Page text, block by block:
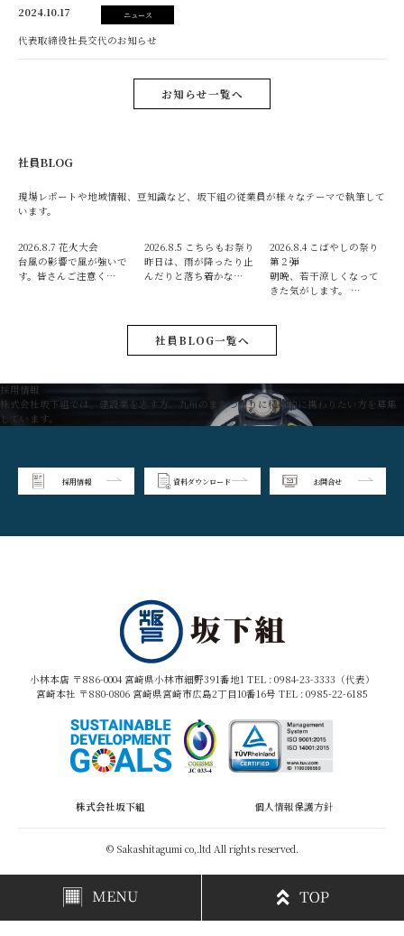
2024.10.17 ニュース
代表取締役社長交代のお知らせ
お知らせ一覧へ
社員BLOG
現場レポートや地域情報、豆知識など、坂下組の従業員が様々なテーマで執筆して
います。
2026.8.7 花火大会
台風の影響で風が強いで
す。皆さんご注意く…
2026.8.5 こちらもお祭り
昨日は、雨が降ったり止
んだりと落ち着かな…
2026.8.4 こばやしの祭り
第２弾
朝晩、若干涼しくなって
きた気がします。 …
社員BLOG一覧へ
採用情報
株式会社坂下組では、建設業を志す方、九州のまちづくりに積極的に携わりたい方を募集
しています。
採用情報 資料ダウンロード お問合せ
小林本店 〒886-0004 宮崎県小林市細野391番地1 TEL : 0984-23-3333（代表）
宮崎本社 〒880-0806 宮崎県宮崎市広島2丁目10番16号 TEL : 0985-22-6185
株式会社坂下組 個人情報保護方針
© Sakashitagumi co,.ltd All rights reserved.